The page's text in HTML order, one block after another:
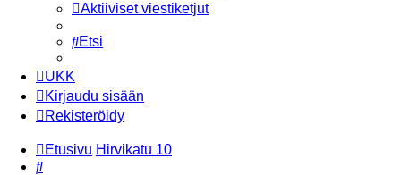
Aktiiviset viestiketjut
Etsi
UKK
Kirjaudu sisään
Rekisteröidy
Etusivu Hirvikatu 10
Etsi